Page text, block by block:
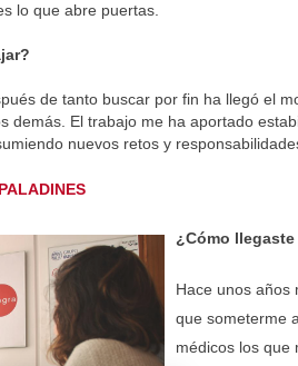
lo que abre puertas.
de tanto buscar por fin ha llegó el
demás. El trabajo me ha aportado
nuevos retos y
¿Cómo
Hace unos años
que someterme
médicos los que